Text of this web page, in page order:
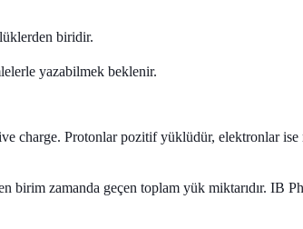
biridir.
yazabilmek beklenir.
charge. Protonlar pozitif yüklüdür, elektronlar
birim zamanda geçen toplam yük miktarıdır. IB